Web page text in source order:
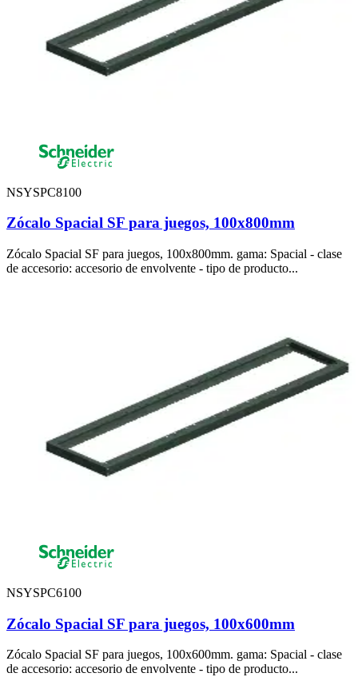
NSYSPC8100
Zócalo Spacial SF para juegos, 100x800mm
Zócalo Spacial SF para juegos, 100x800mm. gama: Spacial - clase
de accesorio: accesorio de envolvente - tipo de producto...
NSYSPC6100
Zócalo Spacial SF para juegos, 100x600mm
Zócalo Spacial SF para juegos, 100x600mm. gama: Spacial - clase
de accesorio: accesorio de envolvente - tipo de producto...